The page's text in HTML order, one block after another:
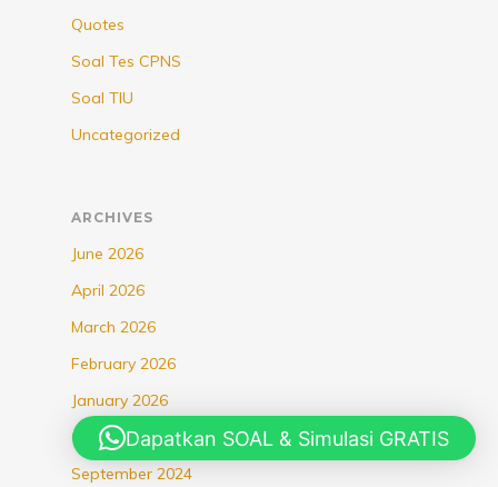
Quotes
Soal Tes CPNS
Soal TIU
Uncategorized
ARCHIVES
June 2026
April 2026
March 2026
February 2026
January 2026
October 2025
September 2024
Dapatkan SOAL & Simulasi GRATIS